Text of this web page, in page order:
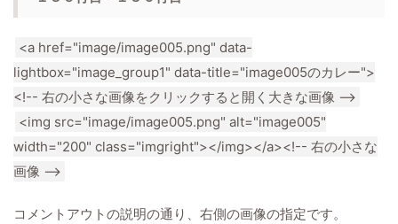
<a href="image/image005.png" data-
lightbox="image_group1" data-title="image005のカレー">
<!-- 右の小さな画像をクリックすると開く大きな画像 -->
<img src="image/image005.png" alt="image005"
width="200" class="imgright"></img></a><!-- 右の小さな
画像 -->
コメントアウトの説明の通り、右側の画像の指定です。